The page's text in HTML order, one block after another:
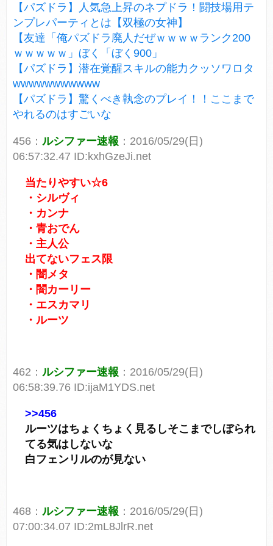
【パズドラ】人気急上昇のネプドラ！闘技場用テ
ンプレパーティとは【双極の女神】
【友達「俺パズドラ廃人だぜｗｗｗｗランク200
ｗｗｗｗｗ」ぼく「ぼく900」
【パズドラ】潜在覚醒スキルの能力クッソワロタ
wwwwwwwwwww
【パズドラ】驚くべき執念のプレイ！！ここまで
やれるのはすごいな
456： ルシファー速報 ：2016/05/29(日)
06:57:32.47 ID:kxhGzeJi.net
当たりやすい☆6
・シルヴィ
・カンナ
・青おでん
・主人公
出てないフェス限
・闇メタ
・闇カーリー
・エスカマリ
・ルーツ
462： ルシファー速報 ：2016/05/29(日)
06:58:39.76 ID:ijaM1YDS.net
>>456
ルーツはちょくちょく見るしそこまでしぼられ
てる気はしないな
白フェンリルのが見ない
468： ルシファー速報 ：2016/05/29(日)
07:00:34.07 ID:2mL8JlrR.net